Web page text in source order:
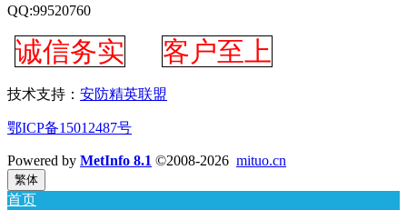
QQ:99520760
诚信务实 客户至上
技术支持： 安防精英联盟
鄂ICP备15012487号
Powered by MetInfo 8.1 ©2008-2026 mituo.cn
繁体
首页